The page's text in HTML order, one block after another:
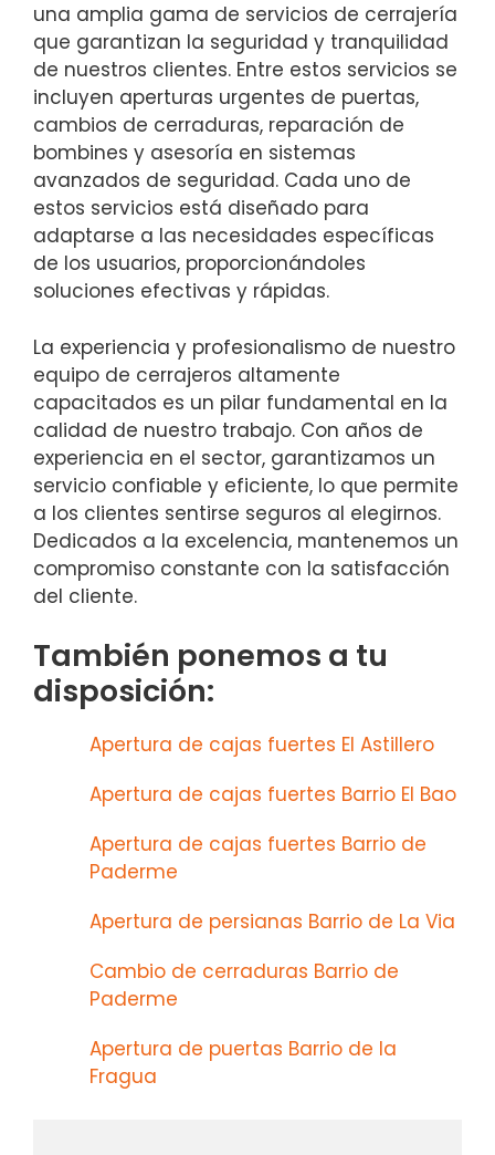
una amplia gama de servicios de cerrajería
que garantizan la seguridad y tranquilidad
de nuestros clientes. Entre estos servicios se
incluyen aperturas urgentes de puertas,
cambios de cerraduras, reparación de
bombines y asesoría en sistemas
avanzados de seguridad. Cada uno de
estos servicios está diseñado para
adaptarse a las necesidades específicas
de los usuarios, proporcionándoles
soluciones efectivas y rápidas.
La experiencia y profesionalismo de nuestro
equipo de cerrajeros altamente
capacitados es un pilar fundamental en la
calidad de nuestro trabajo. Con años de
experiencia en el sector, garantizamos un
servicio confiable y eficiente, lo que permite
a los clientes sentirse seguros al elegirnos.
Dedicados a la excelencia, mantenemos un
compromiso constante con la satisfacción
del cliente.
También ponemos a tu
disposición:
Apertura de cajas fuertes El Astillero
Apertura de cajas fuertes Barrio El Bao
Apertura de cajas fuertes Barrio de
Paderme
Apertura de persianas Barrio de La Via
Cambio de cerraduras Barrio de
Paderme
Apertura de puertas Barrio de la
Fragua